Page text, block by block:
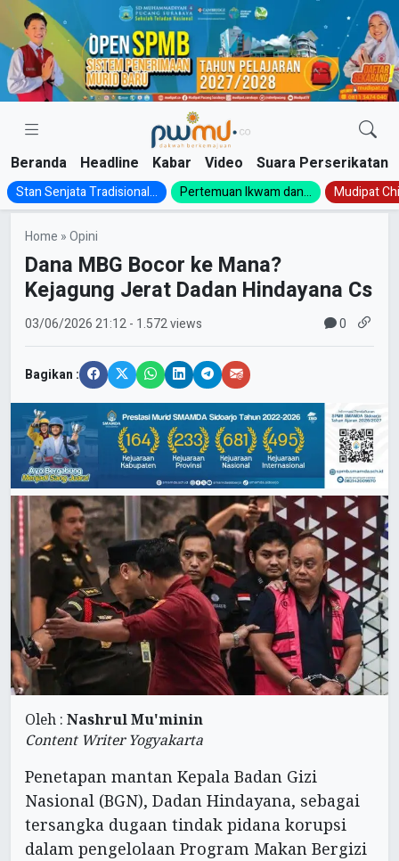
Skip
content
Beranda Headline Kabar Video Suara Perserikatan
Stan Senjata Tradisional... Pertemuan Ikwam dan... Mudipat
Home »Opini
Dana MBG Bocor ke Mana?
Kejagung Jerat Dadan Hindayana Cs
03/06/202621:12- 1.572 views 0
Bagikan :
Oleh : Nashrul Mu'minin
Content Writer Yogyakarta
Penetapan mantan Kepala Badan Gizi
Nasional (BGN), Dadan Hindayana, sebagai
tersangka dugaan tindak pidana korupsi
dalam pengelolaan Program Makan Bergizi